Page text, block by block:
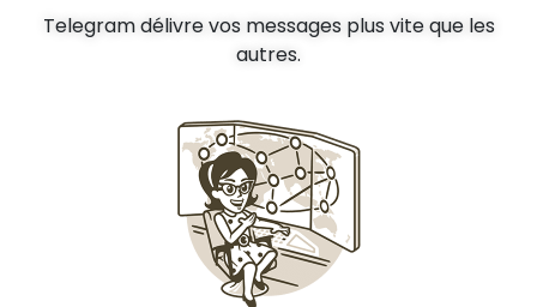
Telegram délivre vos messages plus vite que les
autres.